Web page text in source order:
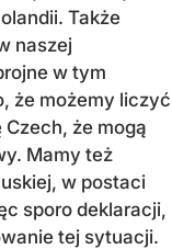
Także
naszej
w tym
że możemy liczyć
że mogą
Mamy też
w postaci
sporo deklaracji,
tej sytuacji.